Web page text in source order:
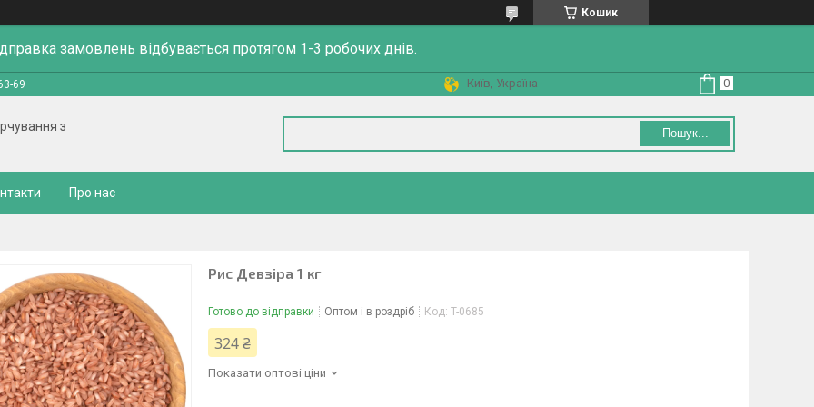
Кошик
замовлень відбувається протягом 1-3 робочих днів.
69 Київ, Україна
з Пошук...
Про нас
Рис Девзіра 1 кг
Готово до відправки Оптом і в роздріб Код: T-0685
324 ₴
Показати оптові ціни